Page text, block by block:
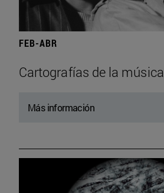
FEB-ABR
Cartografías de la música
Más información